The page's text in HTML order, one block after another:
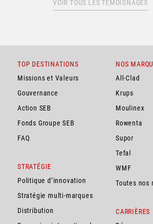
VOIR TOUS LES TÉMOIGNAGES
TOP DESTINATIONS
Missions et Valeurs
Gouvernance
Action SEB
Fonds Groupe SEB
FAQ
STRATÉGIE
Politique d’innovation
Stratégie multi-marques
Distribution
NOS
All-Clad
Krups
Moulinex
Rowenta
Supor
Tefal
WMF
Toutes nos
CARRIÈRES